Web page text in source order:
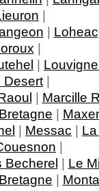
|
| Loheac
|
|
Desert |
| Marcille
|
| Messac |
|
Becherel | Le
|